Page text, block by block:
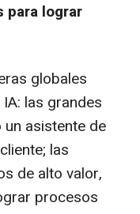
para lograr
globales
las grandes
asistente de
las
de alto valor,
procesos